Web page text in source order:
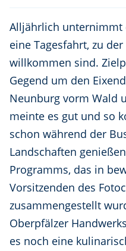
Alljährlich unternimmt
eine Tagesfahrt, zu
willkommen sind.
Gegend um den
Neunburg vorm Wald
meinte es gut und so
schon während der
Landschaften
Programms, das in
Vorsitzenden des
zusammengestellt
Oberpfälzer
es noch eine